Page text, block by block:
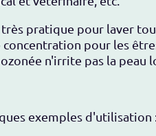
pratique pour laver
concentration pour les
n'irrite pas la
exemples d'utilisation